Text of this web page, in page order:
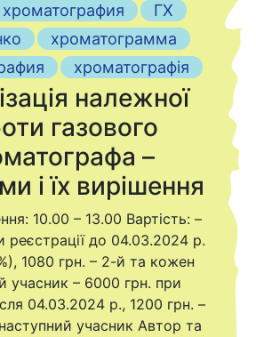
хроматография
ГХ
хроматограмма
хроматографія
належної
газового
–
і їх вирішення
10.00 – 13.00 Вартість: –
реєстрації до 04.03.2024 р.
1080 грн. – 2-й та кожен
учасник – 6000 грн. при
04.03.2024 р., 1200 грн. –
учасник Автор та